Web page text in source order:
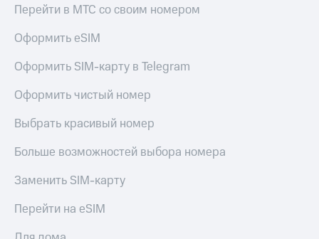
Перейти в МТС со своим номером
Оформить eSIM
Оформить SIM-карту в Telegram
Оформить чистый номер
Выбрать красивый номер
Больше возможностей выбора номера
Заменить SIM-карту
Перейти на eSIM